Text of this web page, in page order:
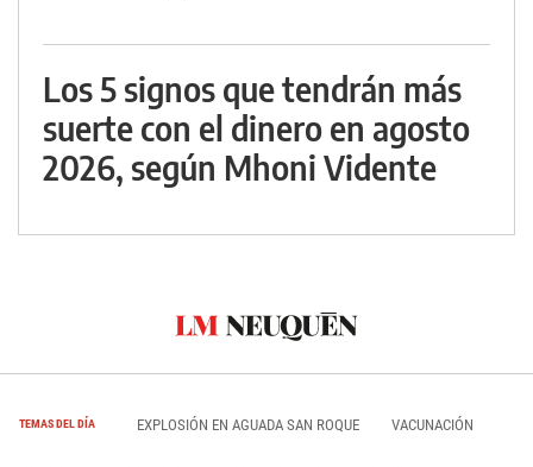
Los 5 signos que tendrán más
suerte con el dinero en agosto
2026, según Mhoni Vidente
TEMAS DEL DÍA EXPLOSIÓN EN AGUADA SAN ROQUE VACUNACIÓN